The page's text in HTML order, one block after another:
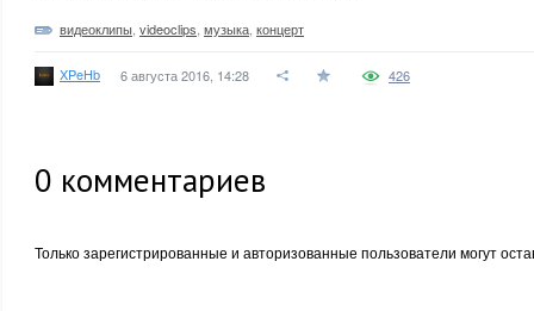
видеоклипы videoclips музыка концерт
XPeHb 6 августа 2016, 14:28 426
0 комментариев
Только зарегистрированные и авторизованные пользователи могут